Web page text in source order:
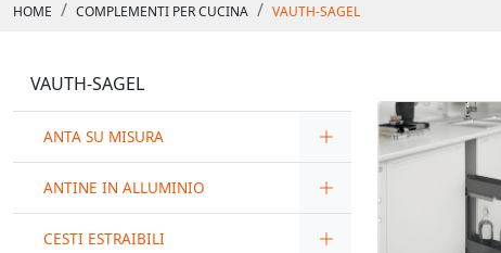
HOME COMPLEMENTI PER CUCINA VAUTH-SAGEL
VAUTH-SAGEL
ANTA SU MISURA
ANTINE IN ALLUMINIO
CESTI ESTRAIBILI